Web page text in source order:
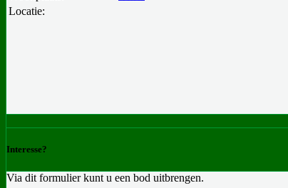
Locatie:
Interesse?
Via dit formulier kunt u een bod uitbrengen.